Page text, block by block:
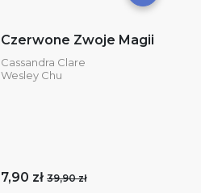
Czerwone Zwoje Magii
Cassandra Clare
Wesley Chu
7,90 zł 39,90 zł